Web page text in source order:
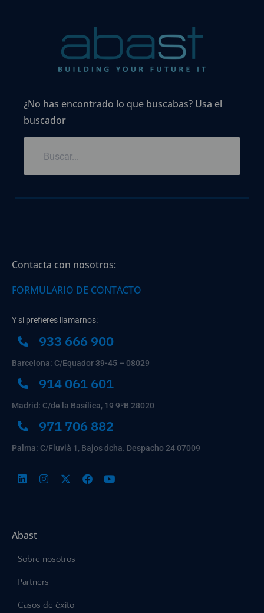
¿No has encontrado lo que buscabas? Usa el
buscador
Contacta con nosotros:
FORMULARIO DE CONTACTO
Y si prefieres llamarnos:
933 666 900
Barcelona: C/Equador 39-45 – 08029
914 061 601
Madrid: C/de la Basílica, 19 9ºB 28020
971 706 882
Palma: C/Fluvià 1, Bajos dcha. Despacho 24 07009
Abast
Sobre nosotros
Partners
Casos de éxito